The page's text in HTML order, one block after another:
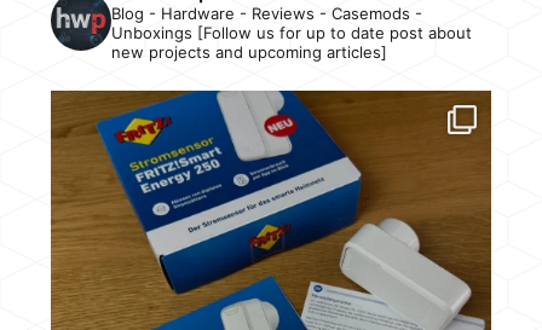
Blog - Hardware - Reviews - Casemods -
Unboxings [Follow us for up to date post about
new projects and upcoming articles]